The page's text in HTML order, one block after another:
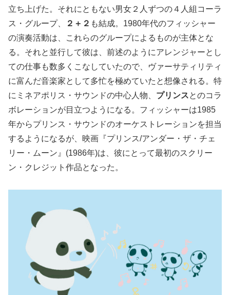
立ち上げた。それにともない男女２人ずつの４人組コーラ
ス・グループ、
２＋２ も結成。1980年代のフィッシャー
の演奏活動は、これらのグループによるものが主体とな
る。それと並行して彼は、前述のようにアレンジャーとし
ての仕事も数多くこなしていたので、ヴァーサティリティ
に富んだ音楽家として多忙を極めていたと想像される。特
にミネアポリス・サウンドの中心人物、 プリンスとのコラ
ボレーションが目立つようになる。フィッシャーは1985
年からプリンス・サウンドのオーケストレーションを担当
するようになるが、映画『プリンス/アンダー・ザ・チェ
リー・ムーン』(1986年)は、彼にとって最初のスクリー
ン・クレジット作品となった。